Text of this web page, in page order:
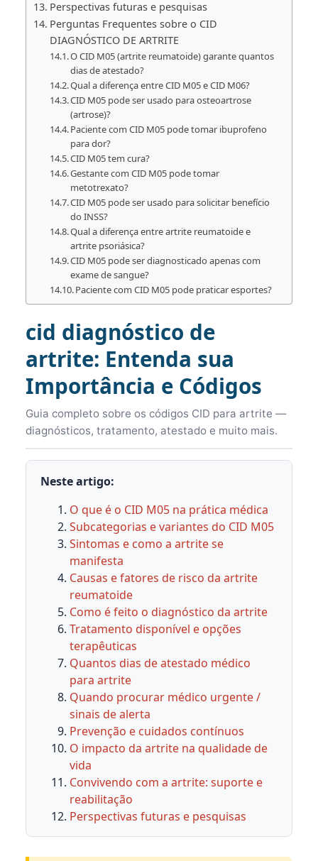
Perspectivas futuras e pesquisas
Perguntas Frequentes sobre o CID
DIAGNÓSTICO DE ARTRITE
O CID M05 (artrite reumatoide) garante quantos
dias de atestado?
Qual a diferença entre CID M05 e CID M06?
CID M05 pode ser usado para osteoartrose
(artrose)?
Paciente com CID M05 pode tomar ibuprofeno
para dor?
CID M05 tem cura?
Gestante com CID M05 pode tomar
metotrexato?
CID M05 pode ser usado para solicitar benefício
do INSS?
Qual a diferença entre artrite reumatoide e
artrite psoriásica?
CID M05 pode ser diagnosticado apenas com
exame de sangue?
Paciente com CID M05 pode praticar esportes?
cid diagnóstico de
artrite: Entenda sua
Importância e Códigos
Guia completo sobre os códigos CID para artrite —
diagnósticos, tratamento, atestado e muito mais.
Neste artigo:
O que é o CID M05 na prática médica
Subcategorias e variantes do CID M05
Sintomas e como a artrite se
manifesta
Causas e fatores de risco da artrite
reumatoide
Como é feito o diagnóstico da artrite
Tratamento disponível e opções
terapêuticas
Quantos dias de atestado médico
para artrite
Quando procurar médico urgente /
sinais de alerta
Prevenção e cuidados contínuos
O impacto da artrite na qualidade de
vida
Convivendo com a artrite: suporte e
reabilitação
Perspectivas futuras e pesquisas